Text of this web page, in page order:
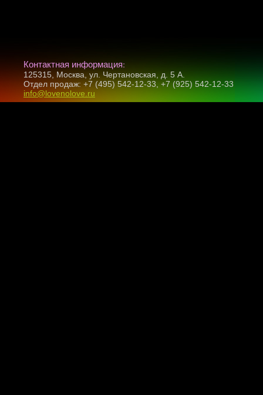
Контактная информация:
125315, Москва, ул. Чертановская, д. 5 А.
Отдел продаж: +7 (495) 542-12-33, +7 (925) 542-12-33
info@lovenolove.ru